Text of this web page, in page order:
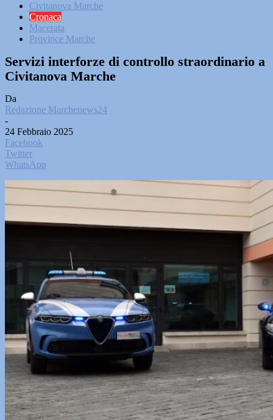
Civitanova Marche
Cronaca
Macerata
Province Marche
Servizi interforze di controllo straordinario a
Civitanova Marche
Da
Redazione Marchenews24
-
24 Febbraio 2025
Facebook
Twitter
WhatsApp